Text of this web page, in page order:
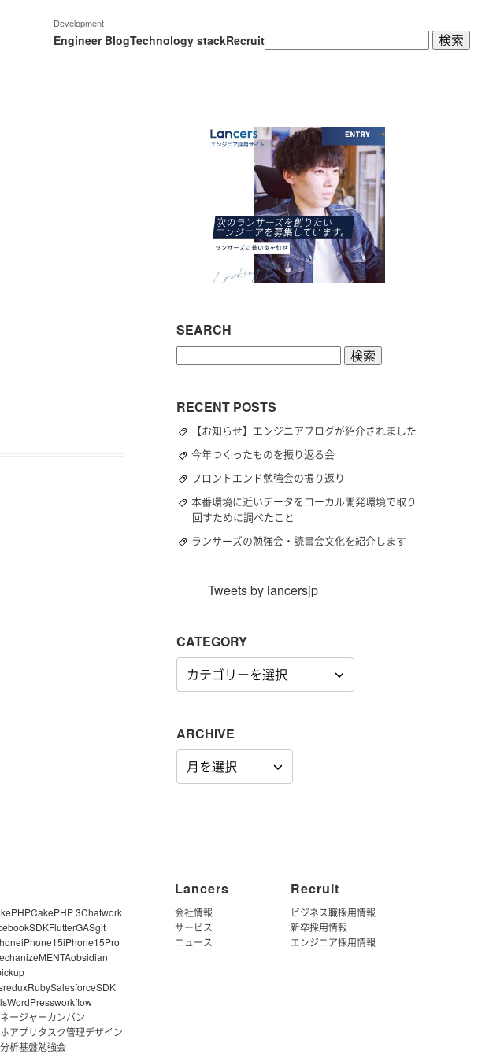
Development
Engineer BlogTechnology stackRecruit検
索:
SEARCH
RECENT POSTS
【お知らせ】エンジニアブログが紹介されました
今年つくったものを振り返る会
フロントエンド勉強会の振り返り
本番環境に近いデータをローカル開発環境で取り
回すために調べたこと
ランサーズの勉強会・読書会文化を紹介します
Tweets by lancersjp
CATEGORY
CATEGORY
ARCHIVE
ARCHIVE
CakePHP 3Chatwork
FlutterGASgit
iPhone15iPhone15Pro
MENTAobsidian
reduxRubySalesforceSDK
WordPressworkflow
ージャーカンバン
アプリタスク管理デザイン
分析基盤勉強会
Lancers
会社情報
サービス
ニュース
Recruit
ビジネス職採用情報
新卒採用情報
エンジニア採用情報